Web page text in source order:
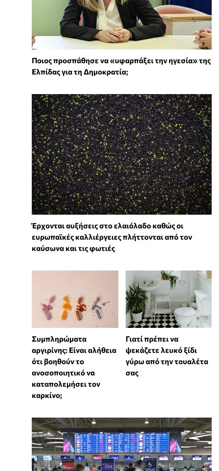
Ποιος προσπάθησε να «υφαρπάξει την ηγεσία» της
Ελπίδας για τη Δημοκρατία;
Έρχονται αυξήσεις στο ελαιόλαδο καθώς οι
ευρωπαϊκές καλλιέργειες πλήττονται από τον
καύσωνα και τις φωτιές
⁠Συμπληρώματα
αργιρίνης: Είναι αλήθεια
ότι βοηθούν το
ανοσοποιητικό να
καταπολεμήσει τον
καρκίνο;
Γιατί πρέπει να
ψεκάζετε λευκό ξίδι
γύρω από την τουαλέτα
σας